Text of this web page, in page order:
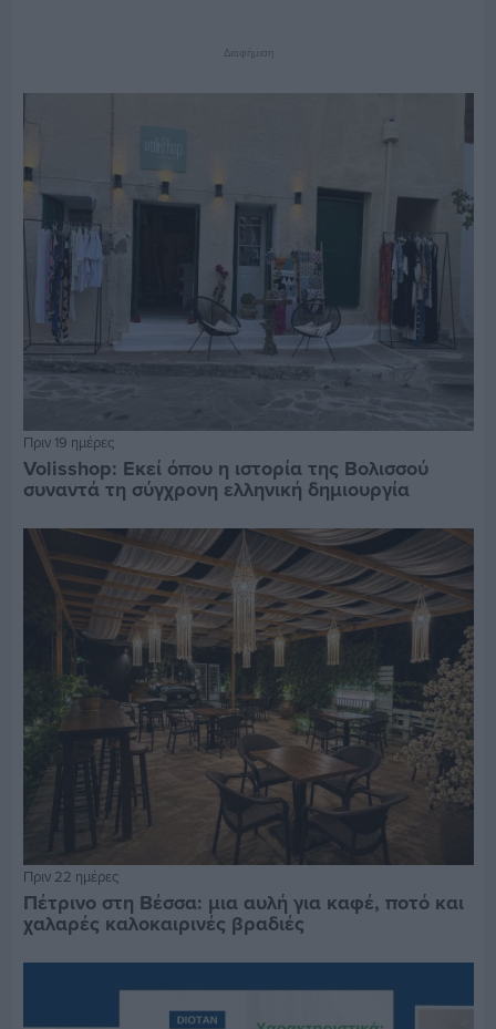
Διαφήμιση
Πριν 19 ημέρες
Volisshop: Εκεί όπου η ιστορία της Βολισσού
συναντά τη σύγχρονη ελληνική δημιουργία
Πριν 22 ημέρες
Πέτρινο στη Βέσσα: μια αυλή για καφέ, ποτό και
χαλαρές καλοκαιρινές βραδιές